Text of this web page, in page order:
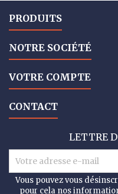
PRODUITS
NOTRE SOCIÉTÉ
VOTRE COMPTE
CONTACT
LETTRE
Vous pouvez vous
pour cela nos